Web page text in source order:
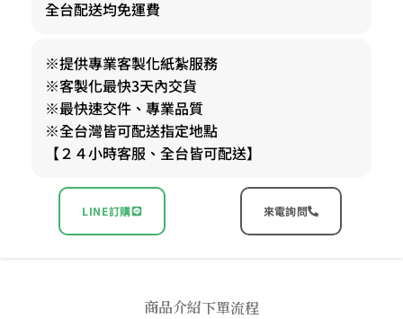
全台配送均免運費
※提供專業客製化紙紮服務
※客製化最快3天內交貨
※最快速交件、專業品質
※全台灣皆可配送指定地點
【２４小時客服、全台皆可配送】
LINE訂購 來電詢問
商品介紹下單流程